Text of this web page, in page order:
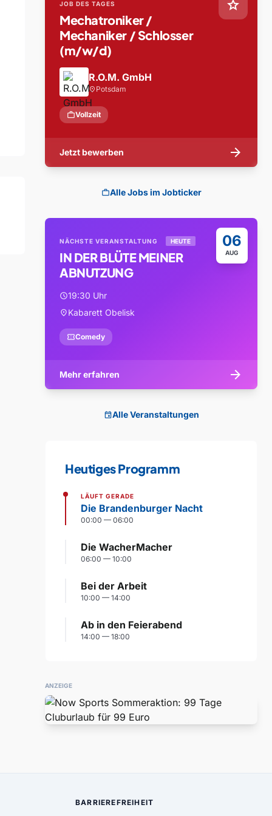
star
JOB DES TAGES
Mechatroniker /
Mechaniker / Schlosser
(m/w/d)
R.O.M. GmbH
location_on Potsdam
workVollzeit
Jetzt bewerben arrow_forward
workAlle Jobs im Jobticker
06
AUG
NÄCHSTE VERANSTALTUNG HEUTE
IN DER BLÜTE MEINER
ABNUTZUNG
schedule19:30 Uhr
location_onKabarett Obelisk
confirmation_numberComedy
Mehr erfahren arrow_forward
eventAlle Veranstaltungen
Heutiges Programm
LÄUFT GERADE
Die Brandenburger Nacht
00:00 — 06:00
Die WacherMacher
06:00 — 10:00
Bei der Arbeit
10:00 — 14:00
Ab in den Feierabend
14:00 — 18:00
ANZEIGE
BARRIEREFREIHEIT